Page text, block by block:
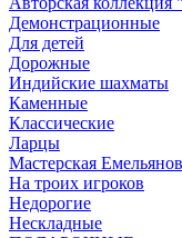
Демонстрационные
Для детей
Дорожные
Индийские шахматы
Каменные
Классические
Ларцы
Мастерская
На троих игроков
Недорогие
Нескладные